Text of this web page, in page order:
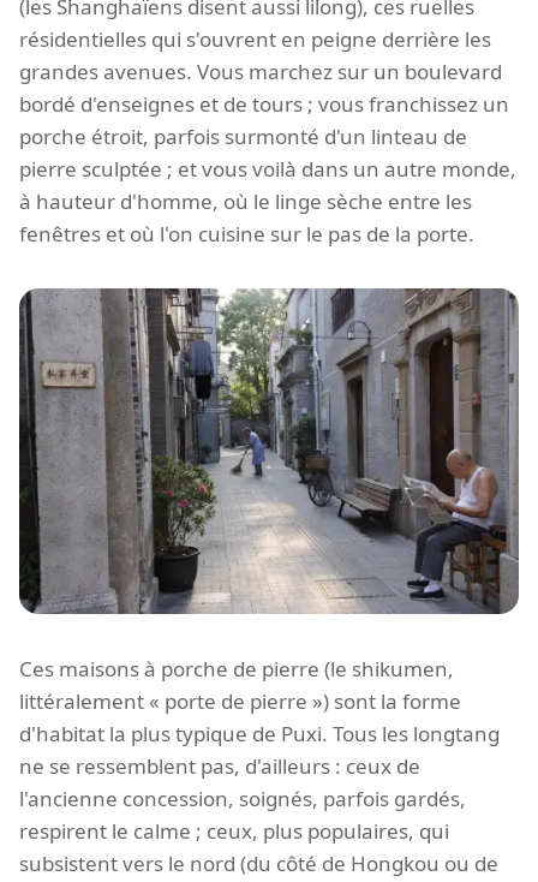
(les Shanghaïens disent aussi lilong), ces ruelles
résidentielles qui s'ouvrent en peigne derrière les
grandes avenues. Vous marchez sur un boulevard
bordé d'enseignes et de tours ; vous franchissez un
porche étroit, parfois surmonté d'un linteau de
pierre sculptée ; et vous voilà dans un autre monde,
à hauteur d'homme, où le linge sèche entre les
fenêtres et où l'on cuisine sur le pas de la porte.
Ces maisons à porche de pierre (le shikumen,
littéralement « porte de pierre ») sont la forme
d'habitat la plus typique de Puxi. Tous les longtang
ne se ressemblent pas, d'ailleurs : ceux de
l'ancienne concession, soignés, parfois gardés,
respirent le calme ; ceux, plus populaires, qui
subsistent vers le nord (du côté de Hongkou ou de